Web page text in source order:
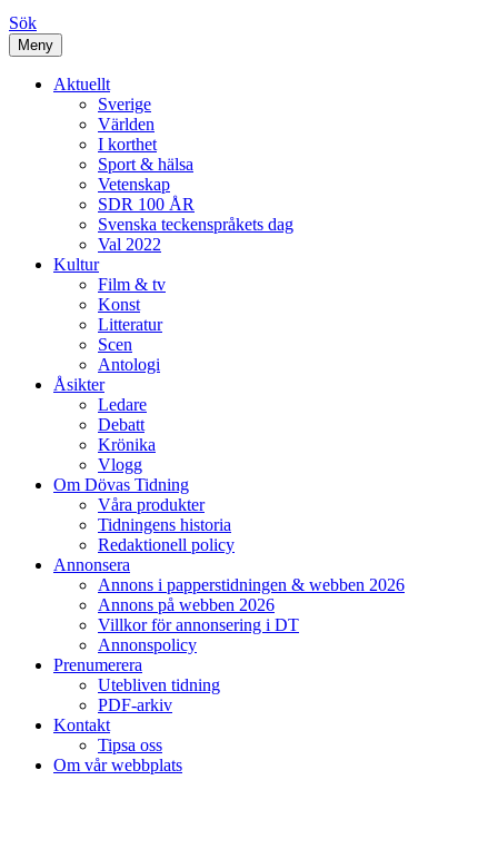
Sök
Meny
Aktuellt
Sverige
Världen
I korthet
Sport & hälsa
Vetenskap
SDR 100 ÅR
Svenska teckenspråkets dag
Val 2022
Kultur
Film & tv
Konst
Litteratur
Scen
Antologi
Åsikter
Ledare
Debatt
Krönika
Vlogg
Om Dövas Tidning
Våra produkter
Tidningens historia
Redaktionell policy
Annonsera
Annons i papperstidningen & webben 2026
Annons på webben 2026
Villkor för annonsering i DT
Annonspolicy
Prenumerera
Utebliven tidning
PDF-arkiv
Kontakt
Tipsa oss
Om vår webbplats